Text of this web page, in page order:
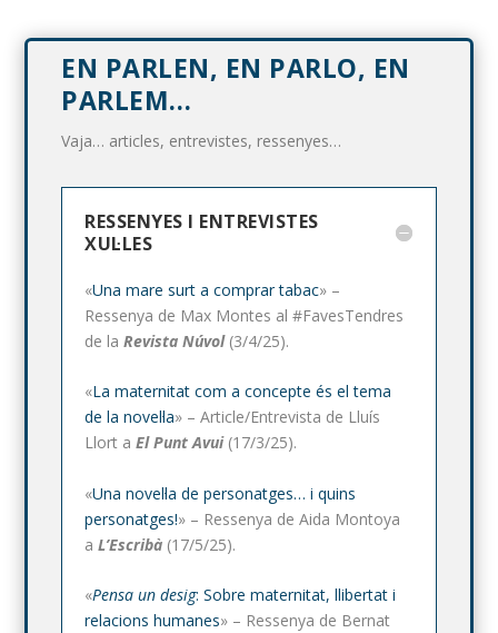
EN PARLEN, EN PARLO, EN
PARLEM…
Vaja… articles, entrevistes, ressenyes…
RESSENYES I ENTREVISTES
XUL·LES
«Una mare surt a comprar tabac» –
Ressenya de Max Montes al #FavesTendres
de laRevista Núvol(3/4/25).
«La maternitat com a concepte és el tema
de la novel·la» – Article/Entrevista de Lluís
Llort aEl Punt Avui(17/3/25).
«Una novel·la de personatges… i quins
personatges!» – Ressenya de Aida Montoya
aL’Escribà (17/5/25).
«Pensa un desig: Sobre maternitat, llibertat i
relacions humanes» – Ressenya de Bernat